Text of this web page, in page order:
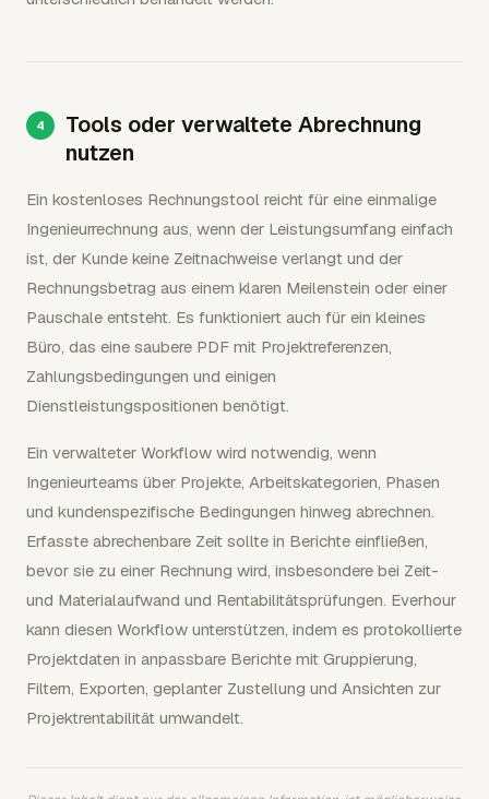
Tools oder verwaltete Abrechnung
nutzen
Ein kostenloses Rechnungstool reicht für eine einmalige
Ingenieurrechnung aus, wenn der Leistungsumfang einfach
ist, der Kunde keine Zeitnachweise verlangt und der
Rechnungsbetrag aus einem klaren Meilenstein oder einer
Pauschale entsteht. Es funktioniert auch für ein kleines
Büro, das eine saubere PDF mit Projektreferenzen,
Zahlungsbedingungen und einigen
Dienstleistungspositionen benötigt.
Ein verwalteter Workflow wird notwendig, wenn
Ingenieurteams über Projekte, Arbeitskategorien, Phasen
und kundenspezifische Bedingungen hinweg abrechnen.
Erfasste abrechenbare Zeit sollte in Berichte einfließen,
bevor sie zu einer Rechnung wird, insbesondere bei Zeit-
und Materialaufwand und Rentabilitätsprüfungen. Everhour
kann diesen Workflow unterstützen, indem es protokollierte
Projektdaten in anpassbare Berichte mit Gruppierung,
Filtern, Exporten, geplanter Zustellung und Ansichten zur
Projektrentabilität umwandelt.